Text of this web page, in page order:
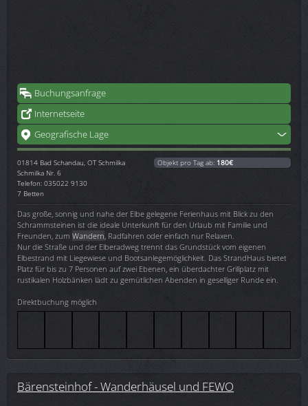
Buchungsanfrage
Internetseite
Geografische Lage
01814 Bad Schandau, OT Schmilka
Schmilka Nr. 6
Telefon: 035022 9130
7 Betten
Objekt pro Tag ab: 180€
Das große, sonnig und nahe der Elbe gelegene Ferienhaus mit Blick zu den
Schrammsteinen ist die ideale Unterkunft für den Urlaub mit Familie und
Freunden, zum Wandern , Radfahren oder einfach nur Relaxen.
Nur die Straße und der Elberadweg trennt das Grundstück vom eigenen
Elbestrand mit Liegewiese und Bootsanlegemöglichkeit. Das StrandHaus bietet
Platz für bis zu 7 Personen auf zwei Ebenen, ein überdachter Grillplatz mit
rustikalen Holzbänken lädt zu gemütlichen Abenden in geselliger Runde ein.
Direktbuchung möglich
Bärensteinhof - Wanderhäusel und FEWO